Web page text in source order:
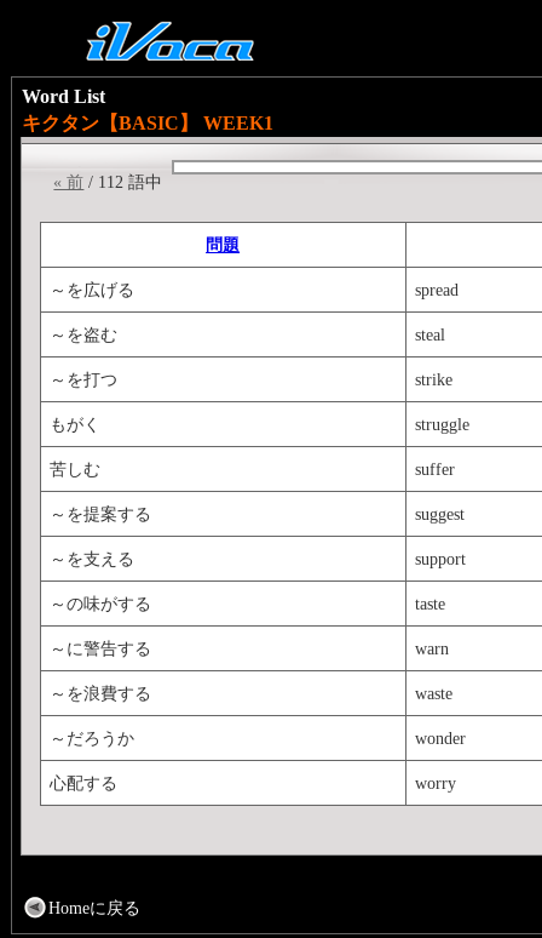
Word List
キクタン【BASIC】 WEEK1
« 前 / 112 語中
問題
～を広げる spread
～を盗む steal
～を打つ strike
もがく struggle
苦しむ suffer
～を提案する suggest
～を支える support
～の味がする taste
～に警告する warn
～を浪費する waste
～だろうか wonder
心配する worry
Homeに戻る